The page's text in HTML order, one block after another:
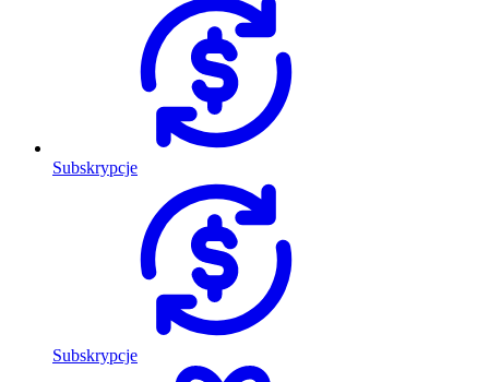
Subskrypcje
Subskrypcje